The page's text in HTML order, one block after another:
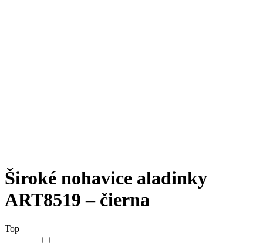
Široké nohavice aladinky
ART8519 – čierna
Top